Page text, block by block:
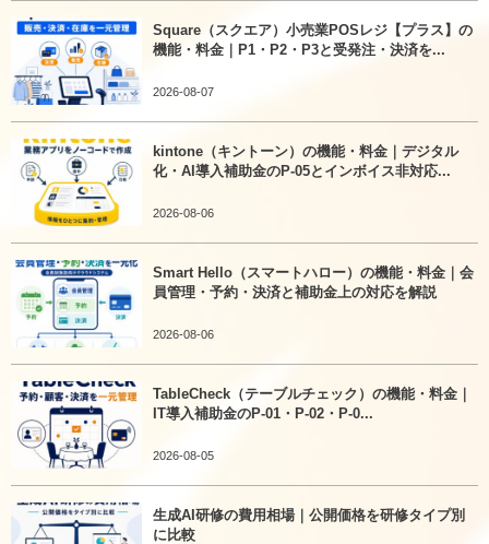
Square（スクエア）小売業POSレジ【プラス】の
機能・料金｜P1・P2・P3と受発注・決済を...
2026-08-07
kintone（キントーン）の機能・料金｜デジタル
化・AI導入補助金のP-05とインボイス非対応...
2026-08-06
Smart Hello（スマートハロー）の機能・料金｜会
員管理・予約・決済と補助金上の対応を解説
2026-08-06
TableCheck（テーブルチェック）の機能・料金｜
IT導入補助金のP-01・P-02・P-0...
2026-08-05
生成AI研修の費用相場｜公開価格を研修タイプ別
に比較